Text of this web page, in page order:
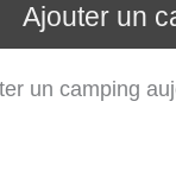
Ajouter un
un camping